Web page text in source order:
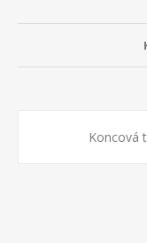
Koncová